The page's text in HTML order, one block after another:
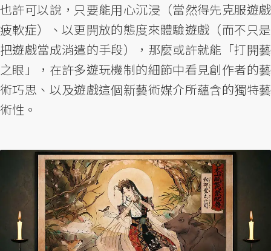
也許可以說，只要能用心沉浸（當然得先克服遊戲
疲軟症）、以更開放的態度來體驗遊戲（而不只是
把遊戲當成消遣的手段），那麼或許就能「打開藝
之眼」，在許多遊玩機制的細節中看見創作者的藝
術巧思、以及遊戲這個新藝術媒介所蘊含的獨特藝
術性。